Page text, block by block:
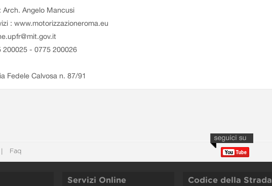
Arch. Angelo Mancusi
: www.motorizzazioneroma.eu
200025 - 0775 200026
Fedele Calvosa n. 87/91
Faq
Servizi Online Codice della Strada